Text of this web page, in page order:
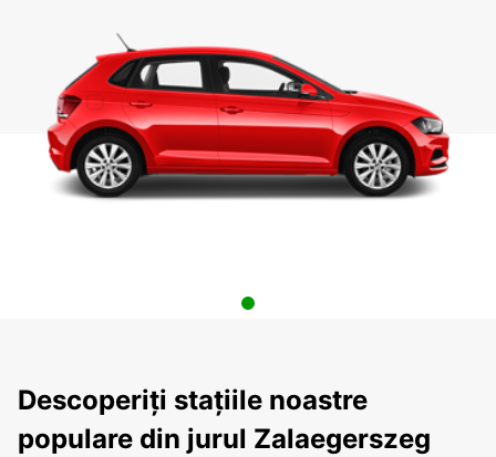
Descoperiți stațiile noastre
populare din jurul Zalaegerszeg